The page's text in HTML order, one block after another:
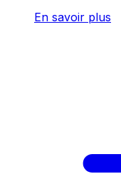
En savoir plus